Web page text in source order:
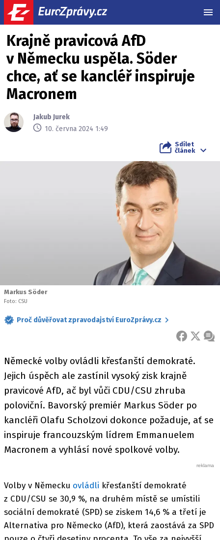
Krajně pravicová AfD
v Německu uspěla. Söder
chce, ať se kancléř inspiruje
Macronem
Jakub Jurek
10. června 2024 1:49
Sdílet
článek
Markus Söder
Foto: CSU
Proč důvěřovat zpravodajství EuroZprávy.cz
FACEBOOK
X
Německé volby ovládli křesťanští demokraté.
Jejich úspěch ale zastínil vysoký zisk krajně
pravicové AfD, ač byl vůči CDU/CSU zhruba
poloviční. Bavorský premiér Markus Söder po
kancléři Olafu Scholzovi dokonce požaduje, ať se
inspiruje francouzským lídrem Emmanuelem
Macronem a vyhlásí nové spolkové volby.
Volby v Německu ovládli křesťanští demokraté
z CDU/CSU se 30,9 %, na druhém místě se umístili
sociální demokraté (SPD) se ziskem 14,6 % a třetí je
Alternativa pro Německo (AfD), která zaostává za SPD